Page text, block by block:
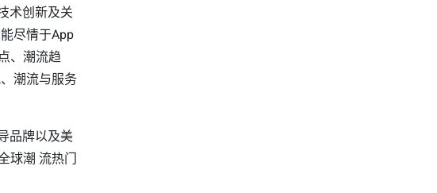
术创新及关
尽情于App
、潮流趋
潮流与服务
品牌以及美
潮 流热门